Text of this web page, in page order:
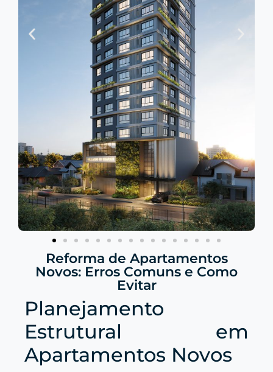
Reforma de Apartamentos
Novos: Erros Comuns e Como
Evitar
Planejamento
Estrutural em
Apartamentos Novos